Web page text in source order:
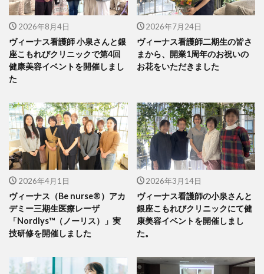
2026年8月4日
ヴィーナス看護師 小泉さんと銀
座こもれびクリニックで第4回
健康美容イベントを開催しまし
た
2026年7月24日
ヴィーナス看護師二期生の皆さ
まから、開業1周年のお祝いの
お花をいただきました
2026年4月1日
ヴィーナス（Be nurse®）アカ
デミー三期生医療レーザ
「Nordlys™（ノーリス）」実
技研修を開催しました
2026年3月14日
ヴィーナス看護師の小泉さんと
銀座こもれびクリニックにて健
康美容イベントを開催しまし
た。